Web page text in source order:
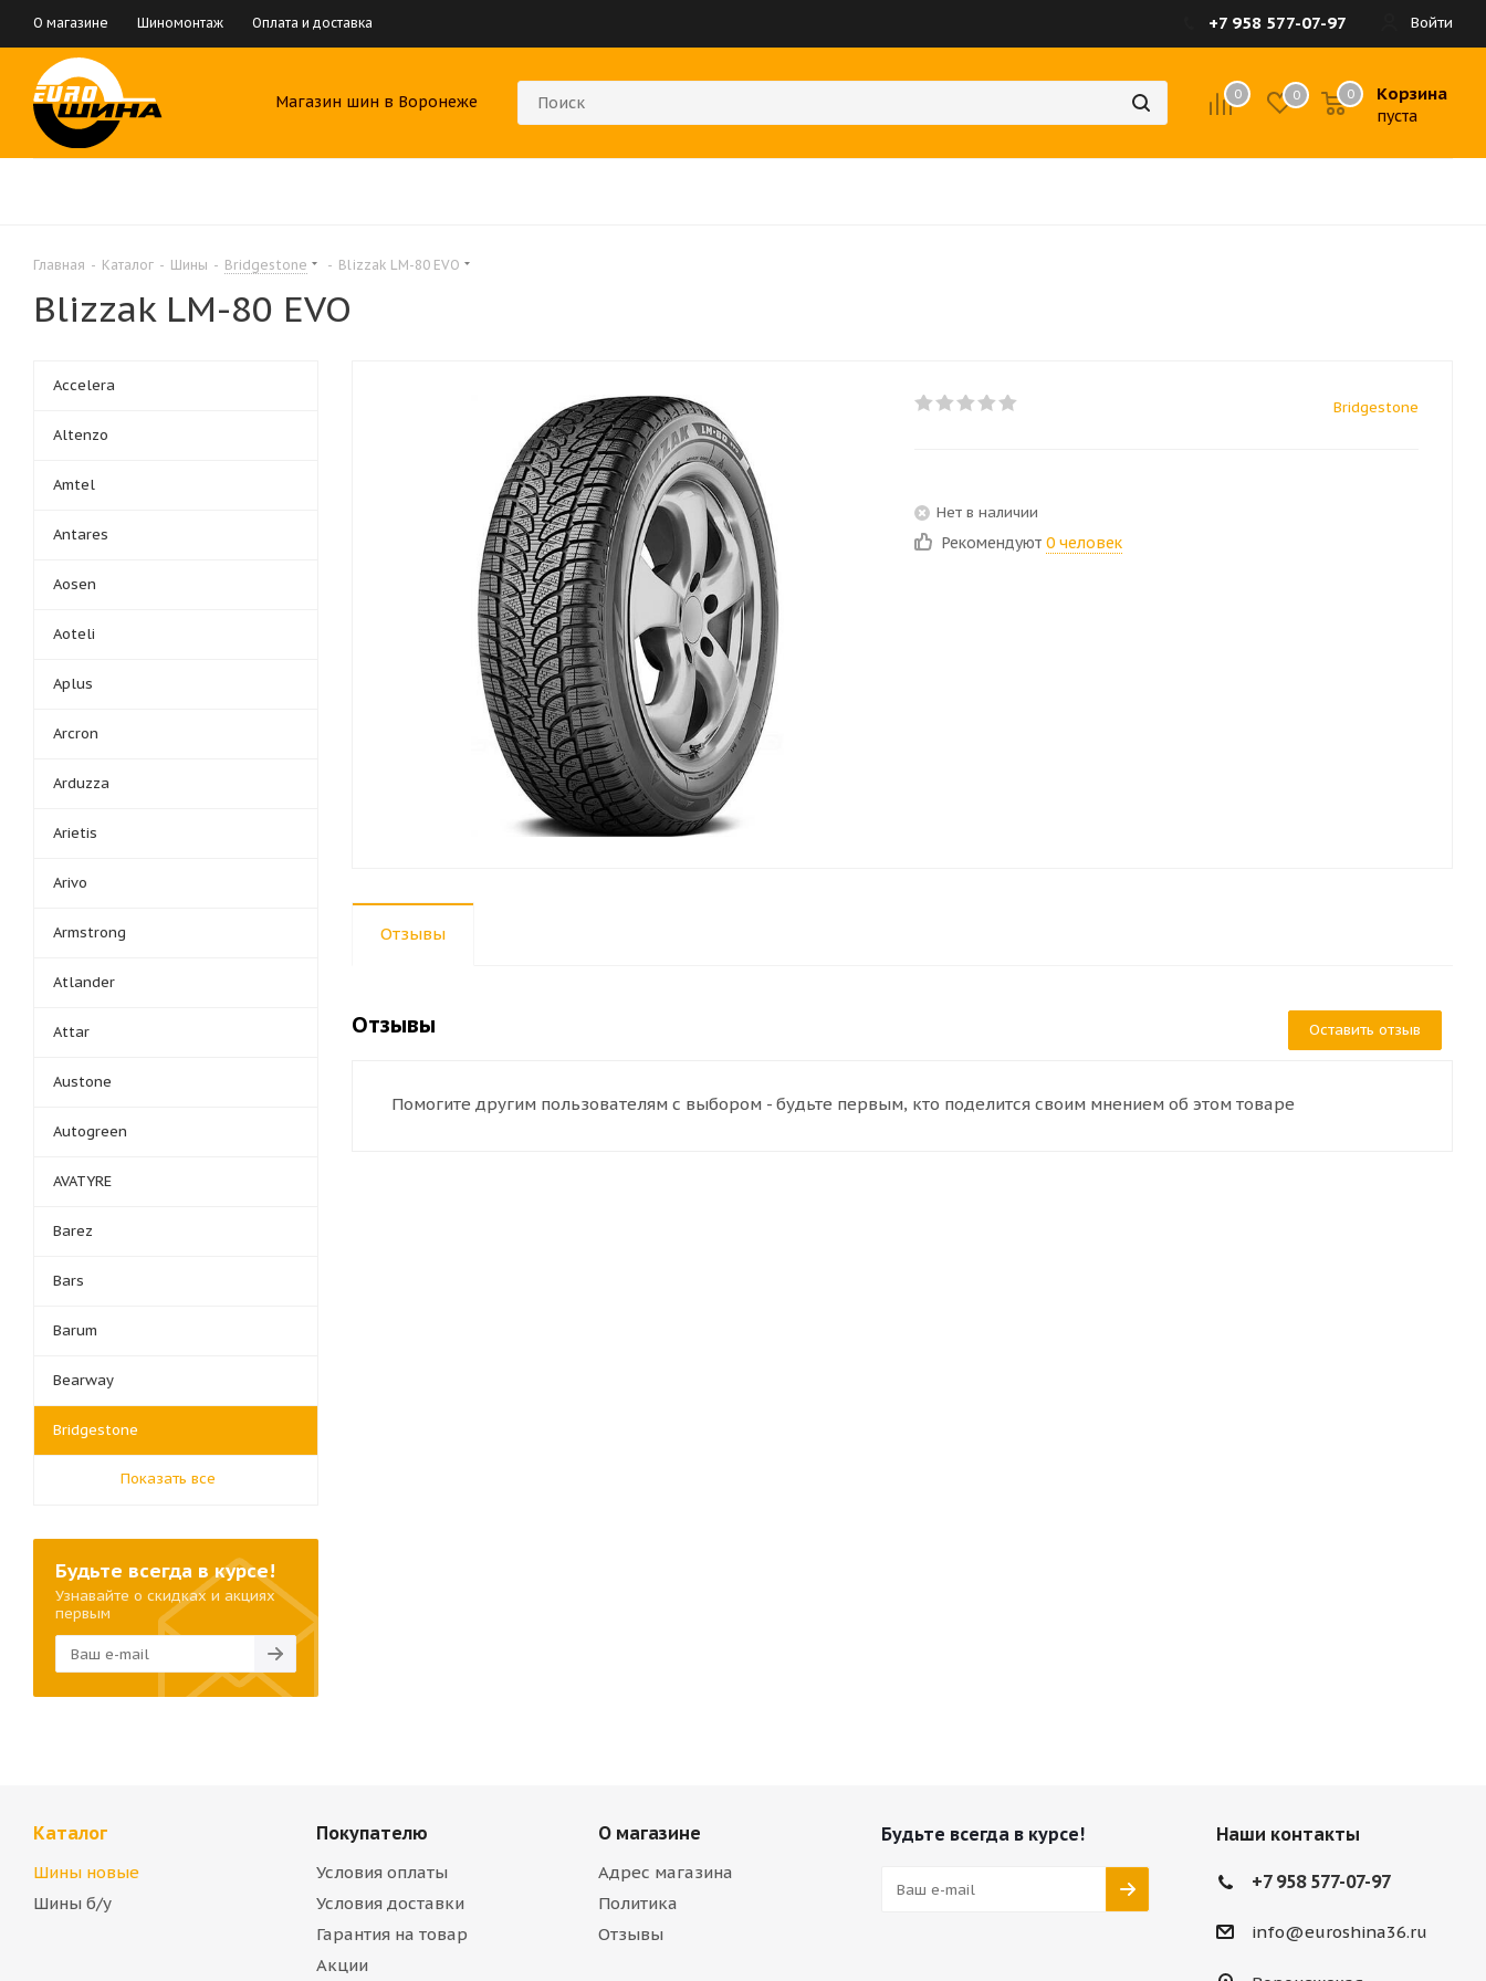
О магазине Шиномонтаж Оплата и доставка Войти
+7 958 577-07-97
Магазин шин в Воронеже 0 0 Корзина
пуста
0
Главная - Каталог - Шины - Bridgestone - Blizzak LM-80 EVO
Blizzak LM-80 EVO
Bridgestone
Нет в наличии
Рекомендуют 0 человек
Отзывы
Отзывы Оставить отзыв
Помогите другим пользователям с выбором - будьте первым, кто поделится своим мнением об этом товаре
Accelera
Altenzo
Amtel
Antares
Aosen
Aoteli
Aplus
Arcron
Arduzza
Arietis
Arivo
Armstrong
Atlander
Attar
Austone
Autogreen
AVATYRE
Barez
Bars
Barum
Bearway
Bridgestone
Показать все
Будьте всегда в курсе!
Узнавайте о скидках и акциях
первым
Каталог
Шины новые
Шины б/у
Покупателю
Условия оплаты
Условия доставки
Гарантия на товар
Акции
О магазине
Адрес магазина
Политика
Отзывы
Будьте всегда в курсе! Наши контакты
+7 958 577-07-97
info@euroshina36.ru